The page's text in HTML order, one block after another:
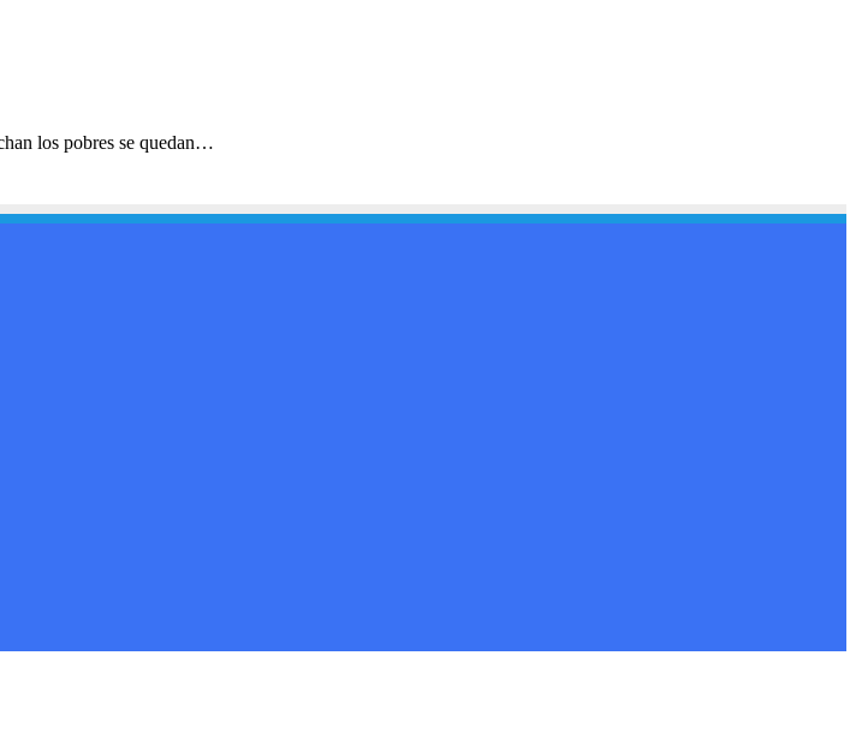
los pobres se quedan…